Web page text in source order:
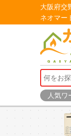
大阪府交
ネオマー
人気ワ